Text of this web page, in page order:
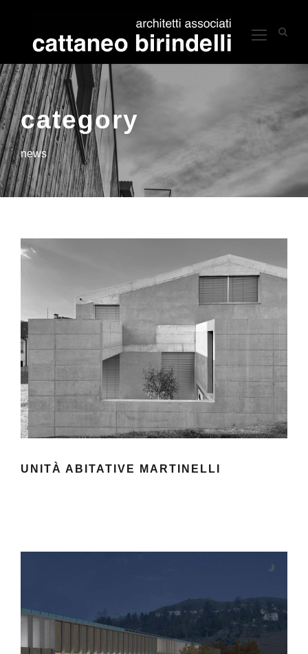
category
news
UNITÀ ABITATIVE MARTINELLI
UNITÀ ABITATIVE MARTINELLI
CONCORSO NUOVA SCUOLA